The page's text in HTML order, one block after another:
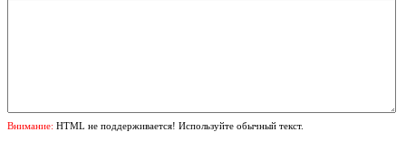
Внимание: HTML не поддерживается! Используйте обычный текст.